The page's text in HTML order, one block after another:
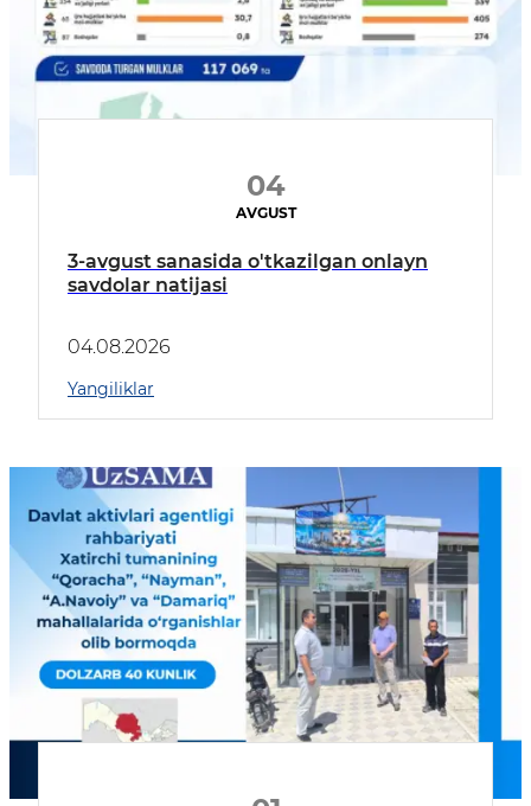
04
AVGUST
3-avgust sanasida o'tkazilgan onlayn
savdolar natijasi
04.08.2026
Yangiliklar